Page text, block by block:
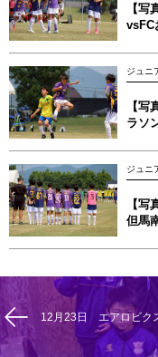
【
vsFC
ジュニ
【
ラソ
ジュニ
【
但馬
12月23日 エアロビク